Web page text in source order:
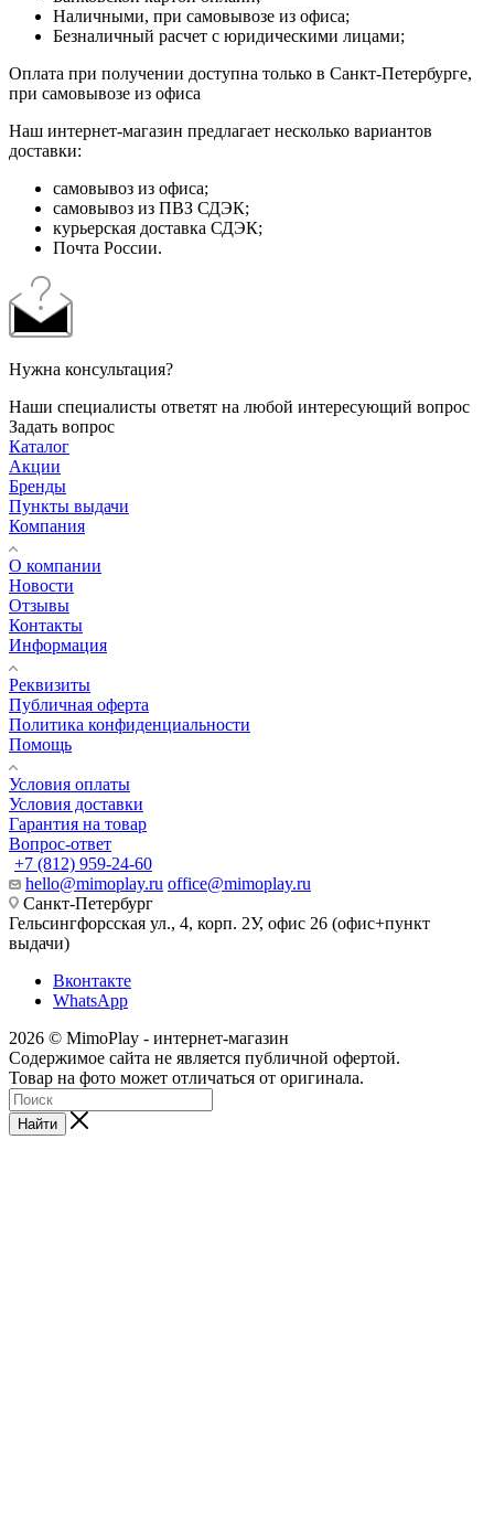
Наличными, при самовывозе из офиса;
Безналичный расчет с юридическими лицами;
Оплата при получении доступна только в Санкт-Петербурге,
при самовывозе из офиса
Наш интернет-магазин предлагает несколько вариантов
доставки:
самовывоз из офиса;
самовывоз из ПВЗ СДЭК;
курьерская доставка СДЭК;
Почта России.
Нужна консультация?
Наши специалисты ответят на любой интересующий вопрос
Задать вопрос
Каталог
Акции
Бренды
Пункты выдачи
Компания
О компании
Новости
Отзывы
Контакты
Информация
Реквизиты
Публичная оферта
Политика конфиденциальности
Помощь
Условия оплаты
Условия доставки
Гарантия на товар
Вопрос-ответ
+7 (812) 959-24-60
hello@mimoplay.ru office@mimoplay.ru
Санкт-Петербург
Гельсингфорсская ул., 4, корп. 2У, офис 26 (офис+пункт
выдачи)
Вконтакте
WhatsApp
2026 © MimoPlay - интернет-магазин
Содержимое сайта не является публичной офертой.
Товар на фото может отличаться от оригинала.
Найти